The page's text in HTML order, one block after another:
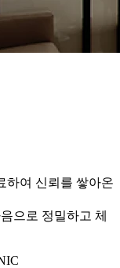
하여 신뢰를 쌓아온
으로 정밀하고 체